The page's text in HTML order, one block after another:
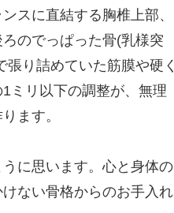
スに直結する胸椎上部、
のでっぱった骨(乳様突
り詰めていた筋膜や硬く
ミリ以下の調整が、無理
ます。
に思います。心と身体の
ない骨格からのお手入れ